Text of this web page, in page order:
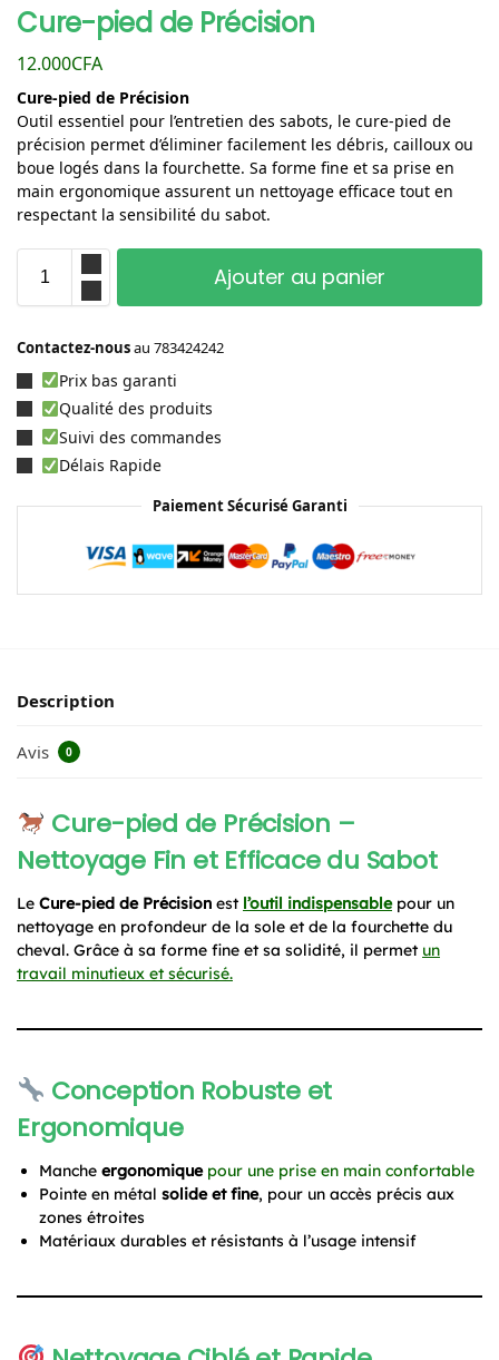
Cure-pied de Précision
12.000CFA
Cure-pied de Précision
Outil essentiel pour l’entretien des sabots, le cure-pied de
précision permet d’éliminer facilement les débris, cailloux ou
boue logés dans la fourchette. Sa forme fine et sa prise en
main ergonomique assurent un nettoyage efficace tout en
respectant la sensibilité du sabot.
Ajouter au panier
Contactez-nousau 783424242
Prix bas garanti
Qualité des produits
Suivi des commandes
Délais Rapide
Paiement Sécurisé Garanti
Description
Avis 0
Cure-pied de Précision –
Nettoyage Fin et Efficace du Sabot
Le Cure-pied de Précision est l’outil indispensablepour un
nettoyage en profondeur de la sole et de la fourchette du
cheval. Grâce à sa forme fine et sa solidité, il permet un
travail minutieux et sécurisé.
Conception Robuste et
Ergonomique
Manche ergonomique pour une prise en main confortable
Pointe en métal solide et fine, pour un accès précis aux
zones étroites
Matériaux durables et résistants à l’usage intensif